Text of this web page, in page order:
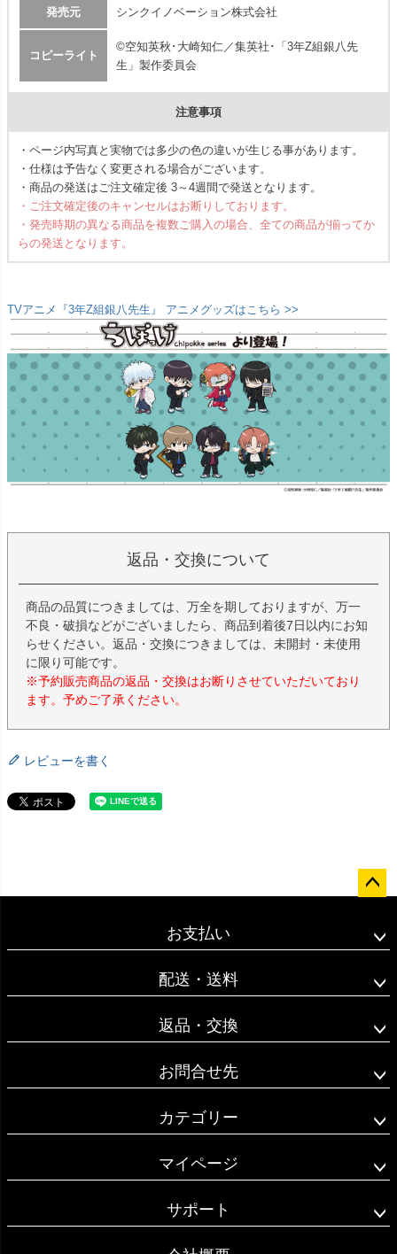
発売元 シンクイノベーション株式会社
コピーライト
©空知英秋･大崎知仁／集英社･「3年Z組銀八先
生」製作委員会
注意事項
・ページ内写真と実物では多少の色の違いが生じる事があります。
・仕様は予告なく変更される場合がございます。
・商品の発送はご注文確定後 3～4週間で発送となります。
・ご注文確定後のキャンセルはお断りしております。
・発売時期の異なる商品を複数ご購入の場合、全ての商品が揃ってか
らの発送となります。
TVアニメ『3年Z組銀八先生』 アニメグッズはこちら >>
返品・交換について
商品の品質につきましては、万全を期しておりますが、万一
不良・破損などがございましたら、商品到着後7日以内にお知
らせください。返品・交換につきましては、未開封・未使用
に限り可能です。
※予約販売商品の返品・交換はお断りさせていただいており
ます。予めご了承ください。
レビューを書く
ップ
お支払い
配送・送料
返品・交換
お問合せ先
カテゴリー
マイページ
サポート